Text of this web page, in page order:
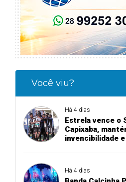
Você viu?
Há 4 dias
Estrela vence o
Capixaba,
invencibilidade
Há 4 dias